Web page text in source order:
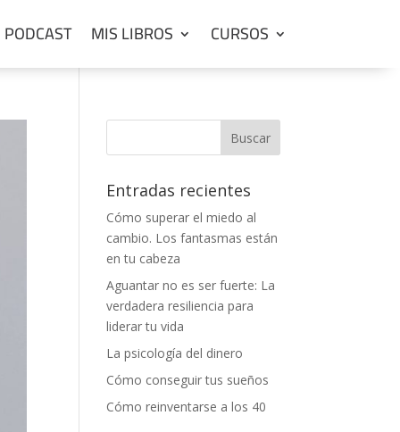
PODCAST MIS LIBROS CURSOS
Entradas recientes
Cómo superar el miedo al
cambio. Los fantasmas están
en tu cabeza
Aguantar no es ser fuerte: La
verdadera resiliencia para
liderar tu vida
La psicología del dinero
Cómo conseguir tus sueños
Cómo reinventarse a los 40